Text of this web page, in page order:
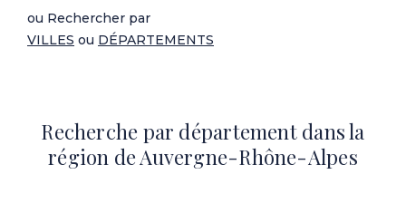
ou Rechercher par
VILLES ou DÉPARTEMENTS
Recherche par département dans la
région de Auvergne-Rhône-Alpes